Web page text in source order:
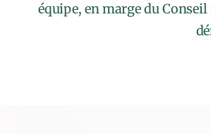
équipe, en marge du